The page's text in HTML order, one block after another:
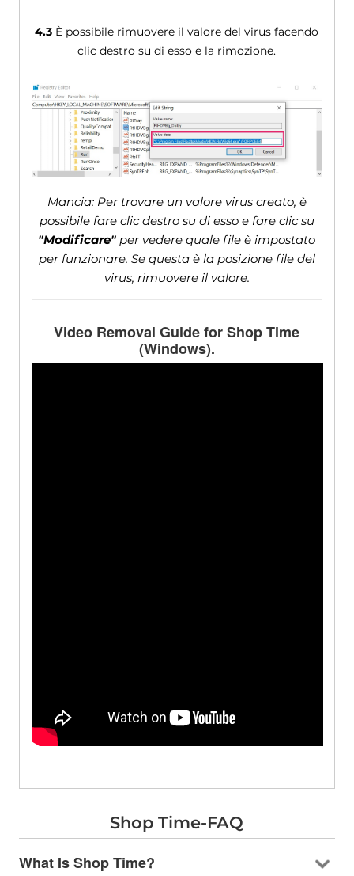
4.3 È possibile rimuovere il valore del virus facendo
clic destro su di esso e la rimozione.
Mancia: Per trovare un valore virus creato, è
possibile fare clic destro su di esso e fare clic su
"Modificare" per vedere quale file è impostato
per funzionare. Se questa è la posizione file del
virus, rimuovere il valore.
Video Removal Guide for Shop Time
(Windows).
Shop Time-FAQ
What Is Shop Time?